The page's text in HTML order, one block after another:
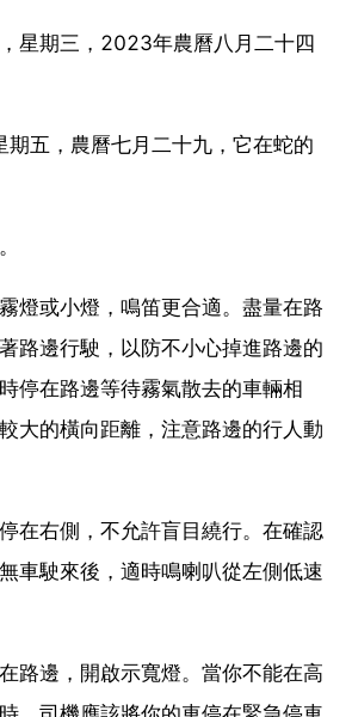
星期三，2023年農曆八月二十四
五，農曆七月二十九，它在蛇的
燈或小燈，鳴笛更合適。盡量在路
路邊行駛，以防不小心掉進路邊的
停在路邊等待霧氣散去的車輛相
大的橫向距離，注意路邊的行人動
在右側，不允許盲目繞行。在確認
車駛來後，適時鳴喇叭從左側低速
路邊，開啟示寬燈。當你不能在高